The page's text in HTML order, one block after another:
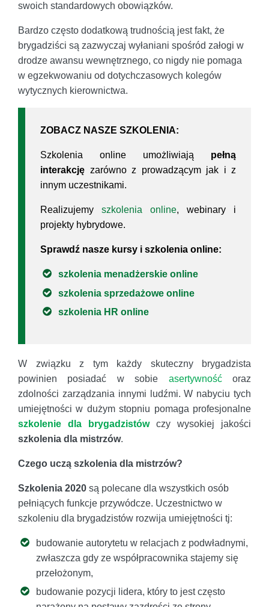
swoich standardowych obowiązków.
Bardzo często dodatkową trudnością jest fakt, że
brygadziści są zazwyczaj wyłaniani spośród załogi w
drodze awansu wewnętrznego, co nigdy nie pomaga
w egzekwowaniu od dotychczasowych kolegów
wytycznych kierownictwa.
ZOBACZ NASZE SZKOLENIA:
Szkolenia online umożliwiają pełną
interakcję zarówno z prowadzącym jak i z
innym uczestnikami.
Realizujemy szkolenia online, webinary i
projekty hybrydowe.
Sprawdź nasze kursy i szkolenia online:
szkolenia menadżerskie online
szkolenia sprzedażowe online
szkolenia HR online
W związku z tym każdy skuteczny brygadzista
powinien posiadać w sobie asertywnośćoraz
zdolności zarządzania innymi ludźmi. W nabyciu tych
umiejętności w dużym stopniu pomaga profesjonalne
szkolenie dla brygadzistówczy wysokiej jakości
szkolenia dla mistrzów.
Czego uczą szkolenia dla mistrzów?
Szkolenia 2020 są polecane dla wszystkich osób
pełniących funkcje przywódcze. Uczestnictwo w
szkoleniu dla brygadzistów rozwija umiejętności tj:
budowanie autorytetu w relacjach z podwładnymi,
zwłaszcza gdy ze współpracownika stajemy się
przełożonym,
budowanie pozycji lidera, który to jest często